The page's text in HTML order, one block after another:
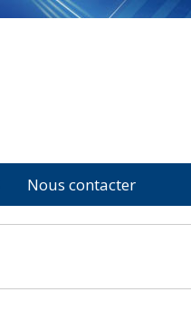
Nous contacter